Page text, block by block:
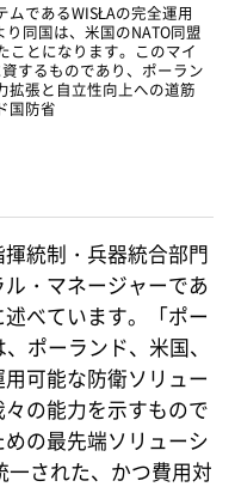
であるWISŁAの完全運用
同国は、米国のNATO同盟
ことになります。このマイ
するものであり、ポーラン
拡張と自立性向上への道筋
国防省
統制・兵器統合部門
・マネージャーであ
べています。「ポー
ポーランド、米国、
可能な防衛ソリュー
の能力を示すもので
の最先端ソリューシ
一された、かつ費用対